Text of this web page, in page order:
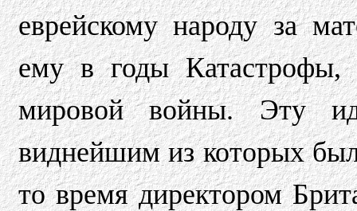
еврейскому народу за
ему в годы Катастрофы,
мировой войны. Эту
виднейшим из которых
то время директором